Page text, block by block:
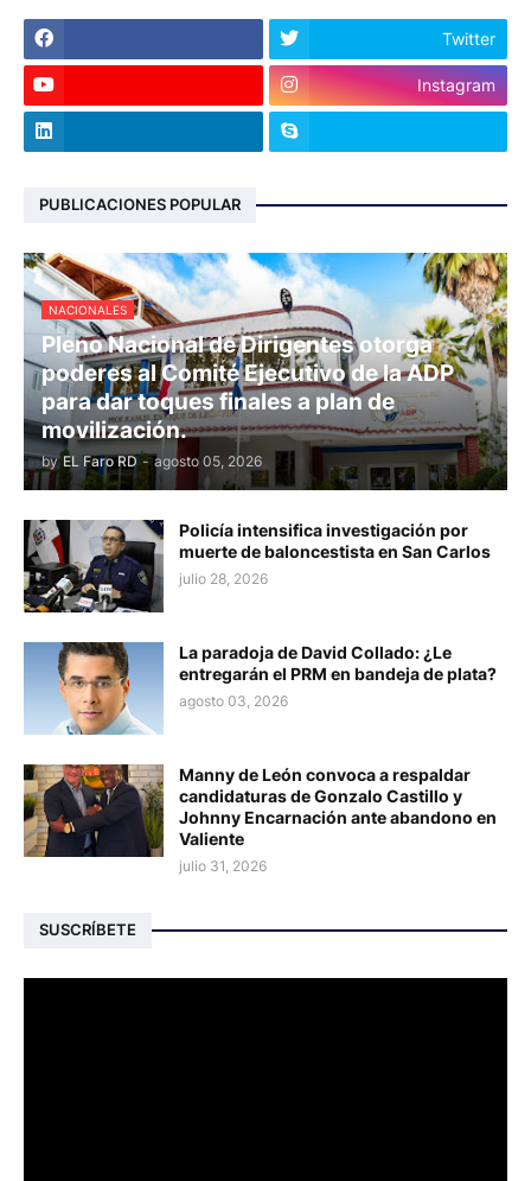
Twitter
Instagram
PUBLICACIONES POPULAR
NACIONALES
Pleno Nacional de Dirigentes otorga
poderes al Comité Ejecutivo de la ADP
para dar toques finales a plan de
movilización.
by EL Faro RD - agosto 05, 2026
Policía intensifica investigación por
muerte de baloncestista en San Carlos
julio 28, 2026
La paradoja de David Collado: ¿Le
entregarán el PRM en bandeja de plata?
agosto 03, 2026
Manny de León convoca a respaldar
candidaturas de Gonzalo Castillo y
Johnny Encarnación ante abandono en
Valiente
julio 31, 2026
SUSCRÍBETE